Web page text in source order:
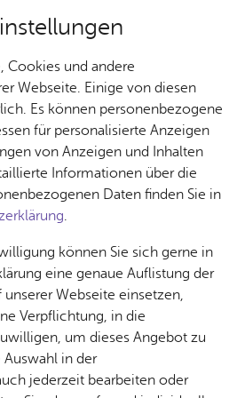
& Stadt
Jobs
Stel­
len­an­
ge­bo­te
Aus­bil­
dung &
Stu­di­
Bauen
& Um­
welt
Geo­
da­ten
Ge­
sund­
heit &
kum
Ver­an­stal­tung dru­cken
Vor­le­sen
Juli 2021, 18:00 Uhr
Restart-Projekts zur
Cookies und andere
Webseite. Einige von diesen
Es können personenbezogene
für personalisierte Anzeigen
von Anzeigen und Inhalten
Informationen über die
Daten finden Sie in
.
können Sie sich gerne in
eine genaue Auflistung der
Webseite einsetzen,
Verpflichtung, in die
um dieses Angebot zu
Auswahl in der
jederzeit bearbeiten oder